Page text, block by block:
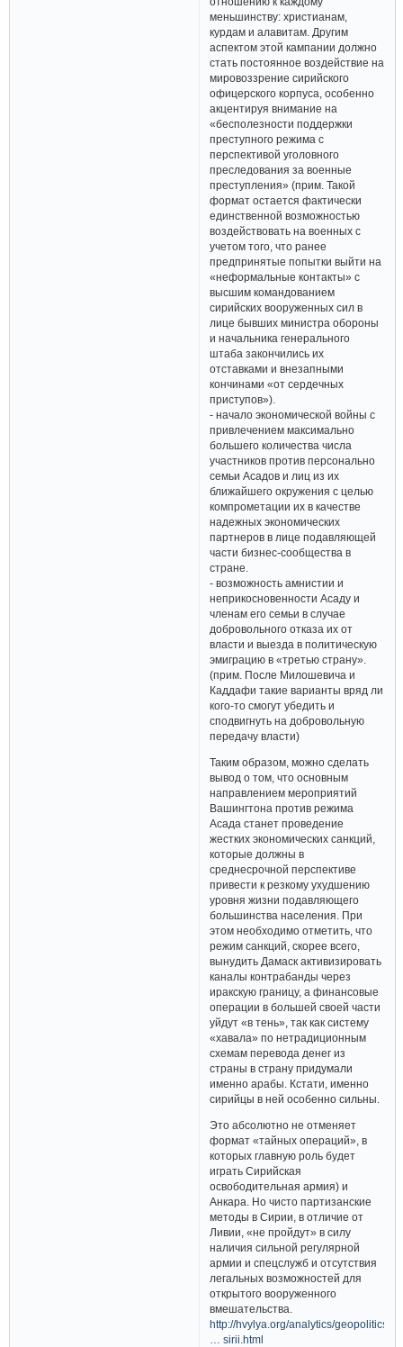
меньшинству: христианам,
курдам и алавитам. Другим
аспектом этой кампании должно
стать постоянное воздействие на
мировоззрение сирийского
офицерского корпуса, особенно
акцентируя внимание на
«бесполезности поддержки
преступного режима с
перспективой уголовного
преследования за военные
преступления» (прим. Такой
формат остается фактически
единственной возможностью
воздействовать на военных с
учетом того, что ранее
предпринятые попытки выйти на
«неформальные контакты» с
высшим командованием
сирийских вооруженных сил в
лице бывших министра обороны
и начальника генерального
штаба закончились их
отставками и внезапными
кончинами «от сердечных
приступов»).
- начало экономической войны с
привлечением максимально
большего количества числа
участников против персонально
семьи Асадов и лиц из их
ближайшего окружения с целью
компрометации их в качестве
надежных экономических
партнеров в лице подавляющей
части бизнес-сообщества в
стране.
- возможность амнистии и
неприкосновенности Асаду и
членам его семьи в случае
добровольного отказа их от
власти и выезда в политическую
эмиграцию в «третью страну».
(прим. После Милошевича и
Каддафи такие варианты вряд ли
кого-то смогут убедить и
сподвигнуть на добровольную
передачу власти)
Таким образом, можно сделать
вывод о том, что основным
направлением мероприятий
Вашингтона против режима
Асада станет проведение
жестких экономических санкций,
которые должны в
среднесрочной перспективе
привести к резкому ухудшению
уровня жизни подавляющего
большинства населения. При
этом необходимо отметить, что
режим санкций, скорее всего,
вынудить Дамаск активизировать
каналы контрабанды через
иракскую границу, а финансовые
операции в большей своей части
уйдут «в тень», так как систему
«хавала» по нетрадиционным
схемам перевода денег из
страны в страну придумали
именно арабы. Кстати, именно
сирийцы в ней особенно сильны.
Это абсолютно не отменяет
формат «тайных операций», в
которых главную роль будет
играть Сирийская
освободительная армия) и
Анкара. Но чисто партизанские
методы в Сирии, в отличие от
Ливии, «не пройдут» в силу
наличия сильной регулярной
армии и спецслужб и отсутствия
легальных возможностей для
открытого вооруженного
вмешательства.
http://hvylya.org/analytics/geopolitics
… sirii.html